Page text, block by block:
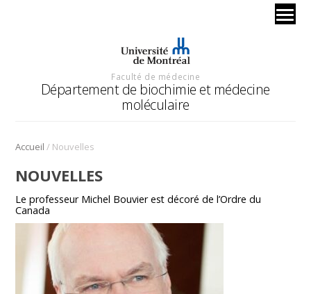
Faculté de médecine
Département de biochimie et médecine
moléculaire
Accueil / Nouvelles
NOUVELLES
Le professeur Michel Bouvier est décoré de l’Ordre du
Canada